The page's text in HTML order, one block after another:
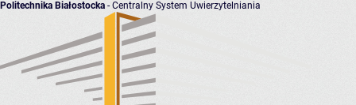
Politechnika Białostocka - Centralny System Uwierzytelniania